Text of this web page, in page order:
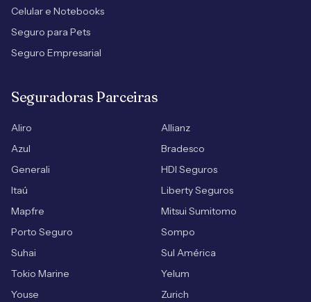
Celular e Notebooks
Seguro para Pets
Seguro Empresarial
Seguradoras Parceiras
Aliro
Allianz
Azul
Bradesco
Generali
HDI Seguros
Itaú
Liberty Seguros
Mapfre
Mitsui Sumitomo
Porto Seguro
Sompo
Suhai
Sul América
Tokio Marine
Yelum
Youse
Zurich